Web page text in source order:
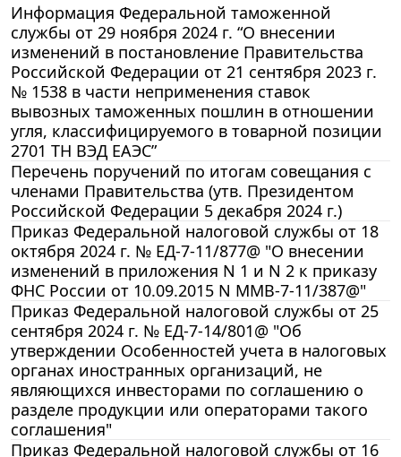
Информация Федеральной таможенной
службы от 29 ноября 2024 г. “О внесении
изменений в постановление Правительства
Российской Федерации от 21 сентября 2023 г.
№ 1538 в части неприменения ставок
вывозных таможенных пошлин в отношении
угля, классифицируемого в товарной позиции
2701 ТН ВЭД ЕАЭС”
Перечень поручений по итогам совещания с
членами Правительства (утв. Президентом
Российской Федерации 5 декабря 2024 г.)
Приказ Федеральной налоговой службы от 18
октября 2024 г. № ЕД-7-11/877@ "О внесении
изменений в приложения N 1 и N 2 к приказу
ФНС России от 10.09.2015 N ММВ-7-11/387@"
Приказ Федеральной налоговой службы от 25
сентября 2024 г. № ЕД-7-14/801@ "Об
утверждении Особенностей учета в налоговых
органах иностранных организаций, не
являющихся инвесторами по соглашению о
разделе продукции или операторами такого
соглашения"
Приказ Федеральной налоговой службы от 16